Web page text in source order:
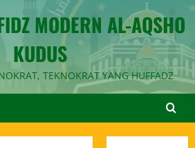
MODERN AL-AQSHO
KUDUS
TEKNOKRAT YANG HUFFADZ